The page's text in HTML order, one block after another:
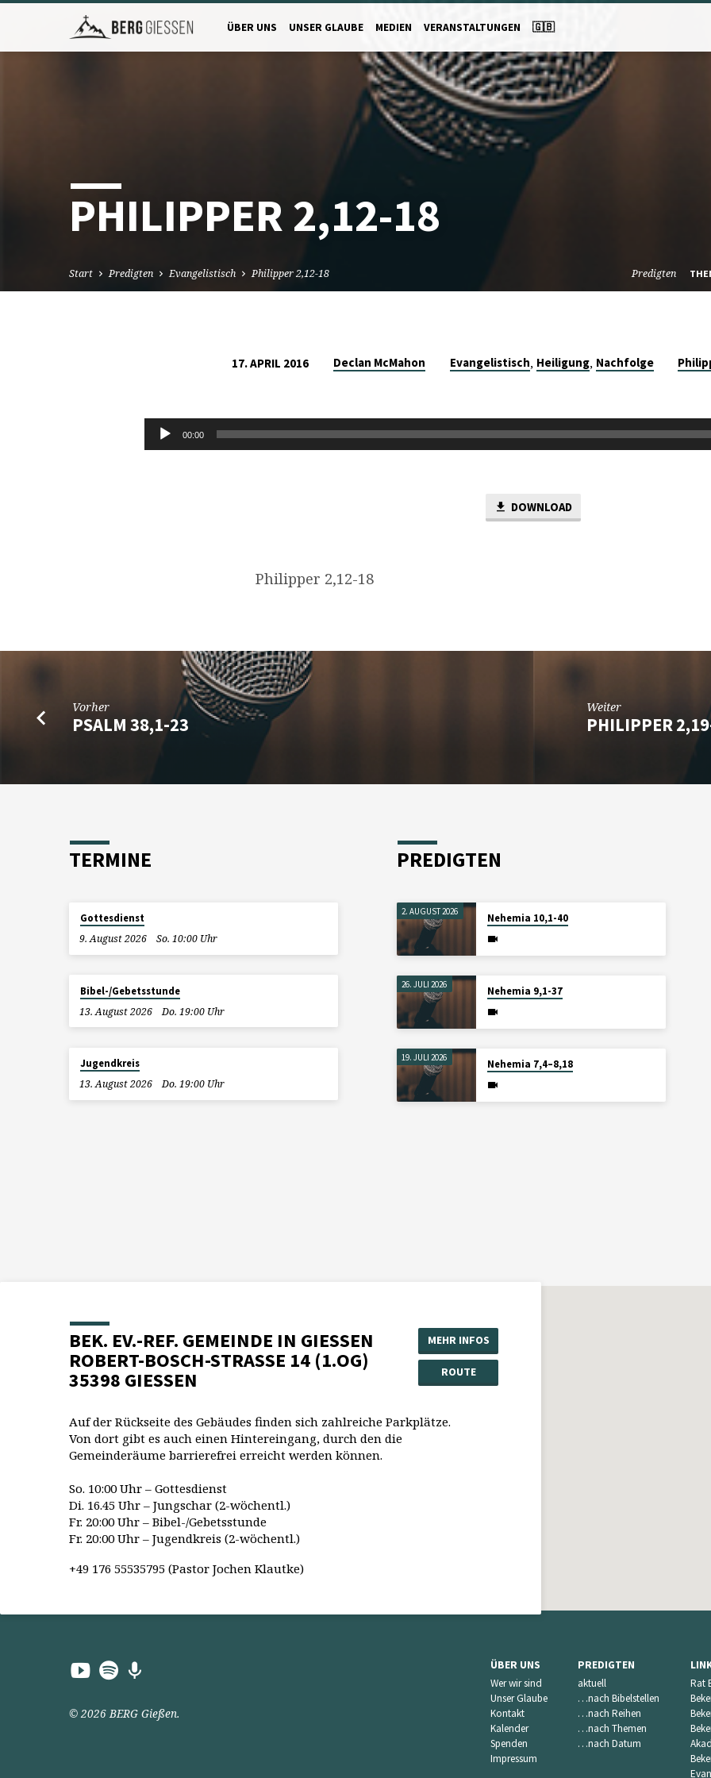
ÜBER UNS UNSER GLAUBE MEDIEN VERANSTALTUNGEN 🇬🇧
PHILIPPER 2,12-18
Start Predigten Evangelistisch Philipper 2,12-18 Predigten
2,12-
17. APRIL 2016 Declan McMahon Evangelistisch, Heiligung, Nachfolge
Audio-
Player
00:00
DOWNLOAD
Philipper 2,12-18
Vorher
PSALM 38,1-23
Weiter
PHILIPPER
TERMINE
Gottesdienst
9. August 2026
So. 10:00 Uhr
Bibel-/Gebetsstunde
13. August 2026
Do. 19:00 Uhr
Jugendkreis
13. August 2026
Do. 19:00 Uhr
PREDIGTEN
2. AUGUST 2026
Nehemia 10,1-40
26. JULI 2026
Nehemia 9,1-37
19. JULI 2026
Nehemia 7,4–8,18
BEK. EV.-REF. GEMEINDE IN GIESSEN
ROBERT-BOSCH-STRASSE 14 (1.OG)
35398 GIESSEN
MEHR INFOS
ROUTE
Auf der Rückseite des Gebäudes finden sich zahlreiche Parkplätze.
Von dort gibt es auch einen Hintereingang, durch den die
Gemeinderäume barrierefrei erreicht werden können.
So. 10:00 Uhr – Gottesdienst
Di. 16.45 Uhr – Jungschar (2-wöchentl.)
Fr. 20:00 Uhr – Bibel-/Gebetsstunde
Fr. 20:00 Uhr – Jugendkreis (2-wöchentl.)
+49 176 55535795 (Pastor Jochen Klautke)
© 2026 BERG Gießen.
ÜBER UNS
Wer wir sind
Unser Glaube
Kontakt
Kalender
Spenden
Impressum
PREDIGTEN
aktuell
…nach Bibelstellen
…nach Reihen
…nach Themen
…nach Datum
Rat